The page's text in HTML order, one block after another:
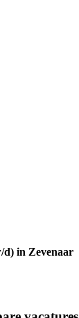
d) in Zevenaar